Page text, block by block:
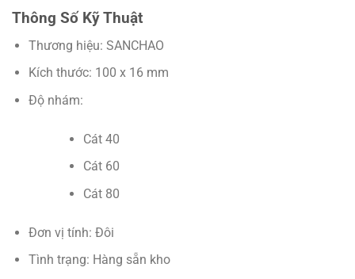
Thông Số Kỹ Thuật
Thương hiệu: SANCHAO
Kích thước: 100 x 16 mm
Độ nhám:
Cát 40
Cát 60
Cát 80
Đơn vị tính: Đôi
Tình trạng: Hàng sẵn kho